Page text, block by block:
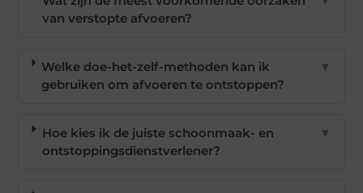
van verstopte afvoeren?
Welke doe-het-zelf-methoden kan ik
gebruiken om afvoeren te ontstoppen?
▼
Hoe kies ik de juiste schoonmaak- en
ontstoppingsdienstverlener?
▼